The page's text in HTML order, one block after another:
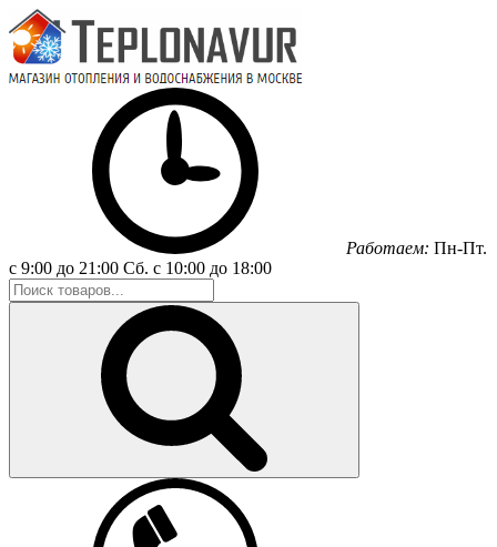
Работаем: Пн-Пт.
с 9:00 до 21:00 Сб. с 10:00 до 18:00